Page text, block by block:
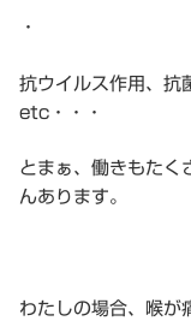
・
抗ウイルス作用、抗
etc・・・
とまぁ、働きもたく
んあります。
わたしの場合、喉が